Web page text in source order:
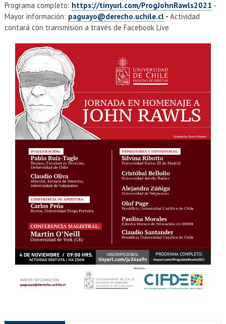
Programa completo: https://tinyurl.com/ProgJohnRawls2021 -
Mayor información: paguayo@derecho.uchile.cl- Actividad
contará con transmisión a través de Facebook Live